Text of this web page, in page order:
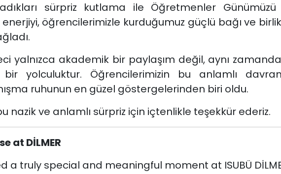
sürpriz kutlama ile Öğretmenler
enerjiyi, öğrencilerimizle kurduğumuz güçlü bağı ve
yalnızca akademik bir paylaşım değil, aynı
yolculuktur. Öğrencilerimizin bu anlamlı
ruhunun en güzel göstergelerinden biri oldu.
nazik ve anlamlı sürpriz için içtenlikle teşekkür ederiz.
at DİLMER
a truly special and meaningful moment at ISUBÜ